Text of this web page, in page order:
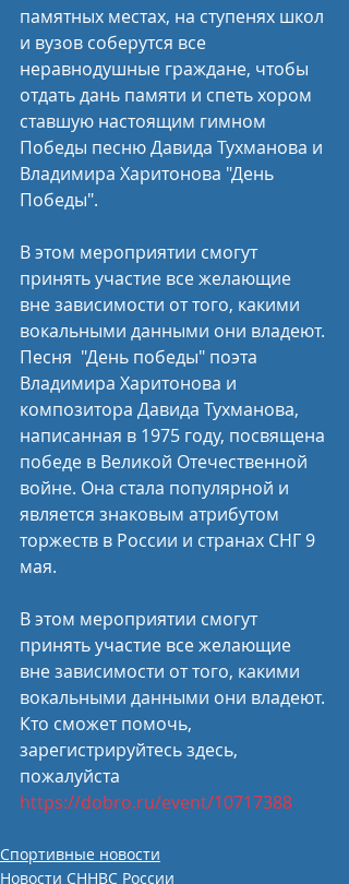
памятных местах, на ступенях школ
и вузов соберутся все
неравнодушные граждане, чтобы
отдать дань памяти и спеть хором
ставшую настоящим гимном
Победы песню Давида Тухманова и
Владимира Харитонова "День
Победы".
В этом мероприятии смогут
принять участие все желающие
вне зависимости от того, какими
вокальными данными они владеют.
Песня  "День победы" поэта
Владимира Харитонова и
композитора Давида Тухманова,
написанная в 1975 году, посвящена
победе в Великой Отечественной
войне. Она стала популярной и
является знаковым атрибутом
торжеств в России и странах СНГ 9
мая.
В этом мероприятии смогут
принять участие все желающие
вне зависимости от того, какими
вокальными данными они владеют.
Кто сможет помочь,
зарегистрируйтесь здесь,
пожалуйста
https://dobro.ru/event/10717388
Спортивные новости
Новости СННВС России